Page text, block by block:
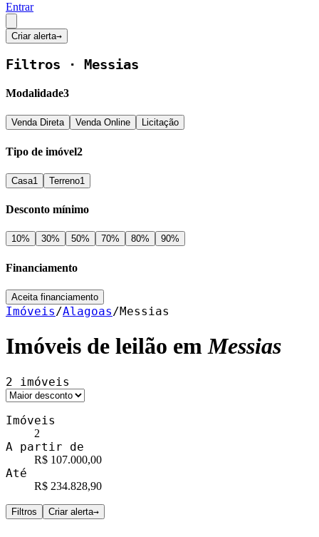
Entrar
Criar alerta→
Filtros · Messias
Modalidade3
Venda Direta Venda Online Licitação
Tipo de imóvel2
Casa1 Terreno1
Desconto mínimo
10% 30% 50% 70% 80% 90%
Financiamento
Aceita financiamento
Imóveis/Alagoas/Messias
Imóveis de leilão emMessias
2 imóveis
Imóveis
2
A partir de
R$ 107.000,00
Até
R$ 234.828,90
Filtros Criar alerta→